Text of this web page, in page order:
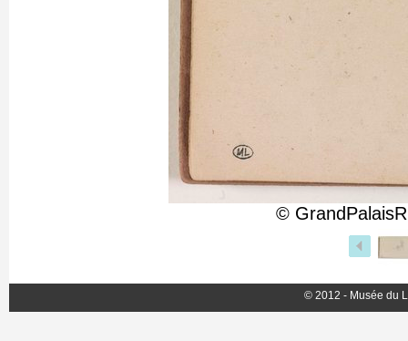
©
© 2012 - Musée du